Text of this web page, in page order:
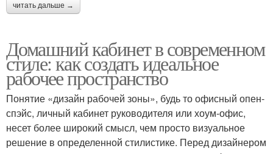
читать дальше →
Домашний кабинет в современном
стиле: как создать идеальное
рабочее пространство
Понятие «дизайн рабочей зоны», будь то офисный опен-
спэйс, личный кабинет руководителя или хоум-офис,
несет более широкий смысл, чем просто визуальное
решение в определенной стилистике. Перед дизайнером